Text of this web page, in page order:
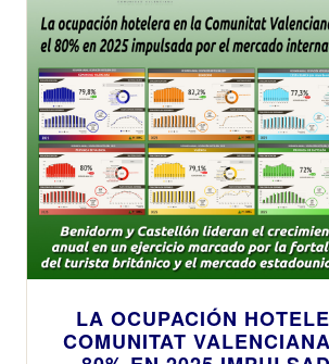
LA OCUPACIÓN
COMUNITAT